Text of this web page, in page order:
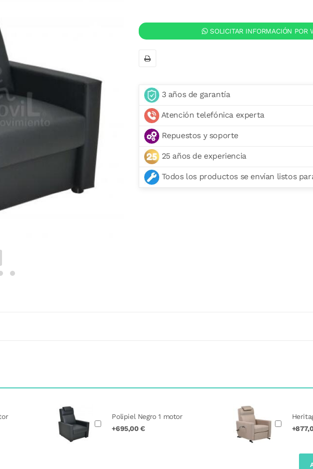
SOLICITAR INFORMACIÓN POR
3 años de garantía
Atención telefónica experta
Repuestos y soporte
25 años de experiencia
Todos los productos se envían listos
Polipiel Negro 1 motor
+695,00 €